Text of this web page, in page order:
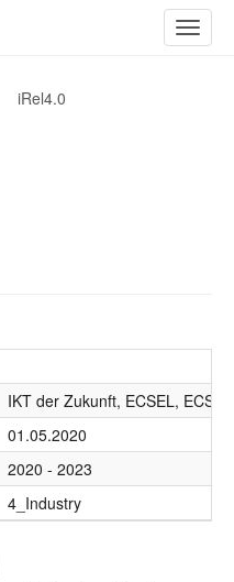
ein-/
iRel4.0
IKT der Zukunft, ECSEL,
01.05.2020
2020 - 2023
4_Industry